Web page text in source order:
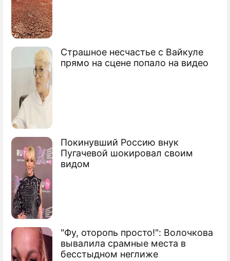
Страшное несчастье с Вайкуле
прямо на сцене попало на видео
Покинувший Россию внук
Пугачевой шокировал своим
видом
"Фу, оторопь просто!": Волочкова
вывалила срамные места в
бесстыдном неглиже
АвтоВАЗ выпустил новую модель